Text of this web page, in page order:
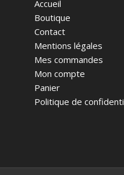
Accueil
Boutique
Contact
Mentions légales
Mes commandes
Mon compte
Panier
Politique de